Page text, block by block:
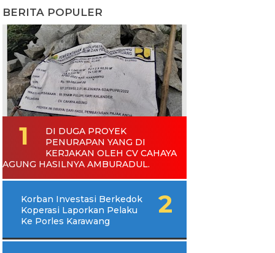
BERITA POPULER
DI DUGA PROYEK
PENURAPAN YANG DI
KERJAKAN OLEH CV CAHAYA
AGUNG HASILNYA AMBURADUL.
Korban Investasi Berkedok
Koperasi Laporkan Pelaku
Ke Porles Karawang